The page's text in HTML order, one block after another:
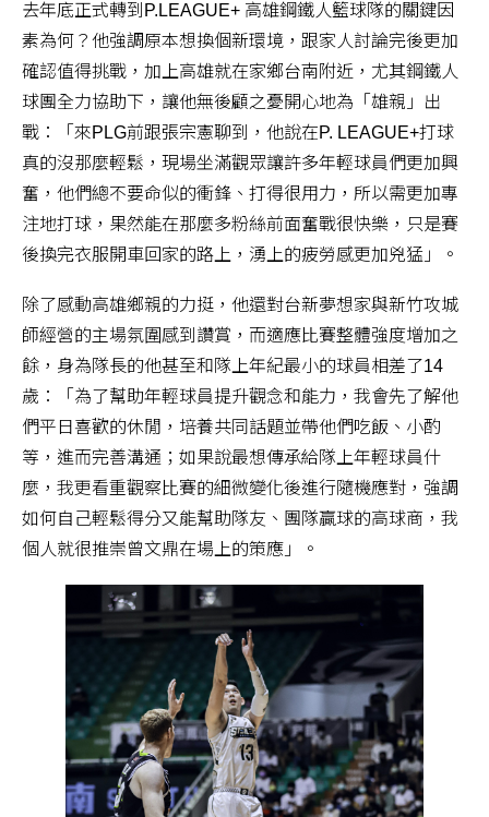
去年底正式轉到P.LEAGUE+ 高雄鋼鐵人籃球隊的關鍵因
素為何？他強調原本想換個新環境，跟家人討論完後更加
確認值得挑戰，加上高雄就在家鄉台南附近，尤其鋼鐵人
球團全力協助下，讓他無後顧之憂開心地為「雄親」出
戰：「來PLG前跟張宗憲聊到，他說在P. LEAGUE+打球
真的沒那麼輕鬆，現場坐滿觀眾讓許多年輕球員們更加興
奮，他們總不要命似的衝鋒、打得很用力，所以需更加專
注地打球，果然能在那麼多粉絲前面奮戰很快樂，只是賽
後換完衣服開車回家的路上，湧上的疲勞感更加兇猛」。
除了感動高雄鄉親的力挺，他還對台新夢想家與新竹攻城
師經營的主場氛圍感到讚賞，而適應比賽整體強度增加之
餘，身為隊長的他甚至和隊上年紀最小的球員相差了14
歲：「為了幫助年輕球員提升觀念和能力，我會先了解他
們平日喜歡的休閒，培養共同話題並帶他們吃飯、小酌
等，進而完善溝通；如果說最想傳承給隊上年輕球員什
麼，我更看重觀察比賽的細微變化後進行隨機應對，強調
如何自己輕鬆得分又能幫助隊友、團隊贏球的高球商，我
個人就很推崇曾文鼎在場上的策應」。